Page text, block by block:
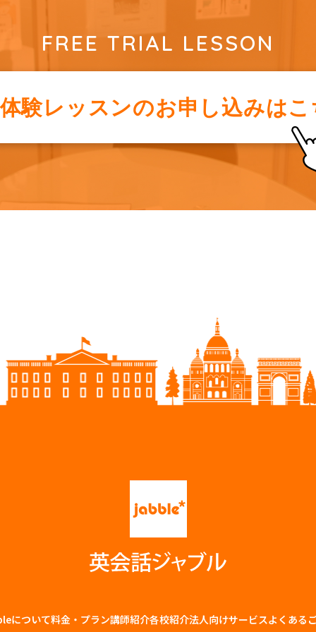
FREE TRIAL LESSON
験レッスンのお申し込みは
について料金・プラン講師紹介各校紹介法⼈向けサービスよくある